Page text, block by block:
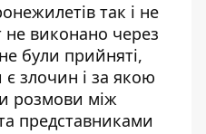
так і не
не виконано через
були прийняті,
злочин і за якою
розмови між
представниками